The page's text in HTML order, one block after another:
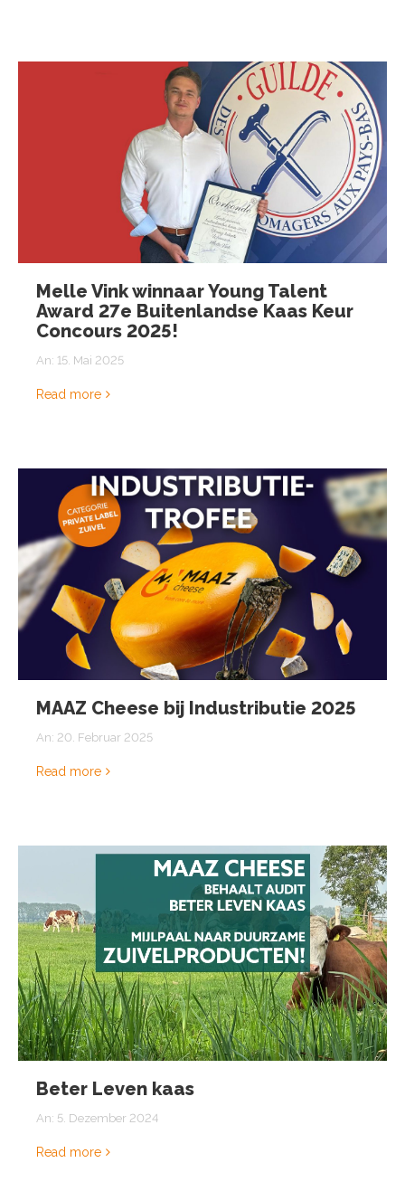
Melle Vink winnaar Young Talent
Award 27e Buitenlandse Kaas Keur
Concours 2025!
An: 15. Mai 2025
Read more
MAAZ Cheese bij Industributie 2025
An: 20. Februar 2025
Read more
Beter Leven kaas
An: 5. Dezember 2024
Read more